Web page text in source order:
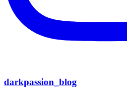
darkpassion_blog